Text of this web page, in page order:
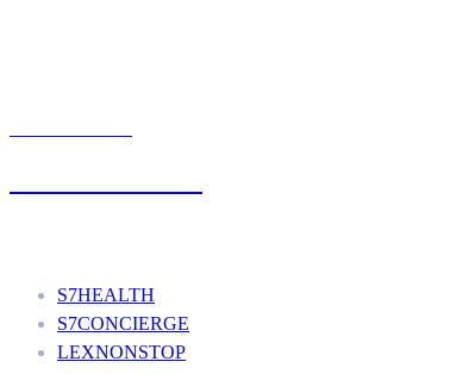
S7HEALTH
S7CONCIERGE
LEXNONSTOP